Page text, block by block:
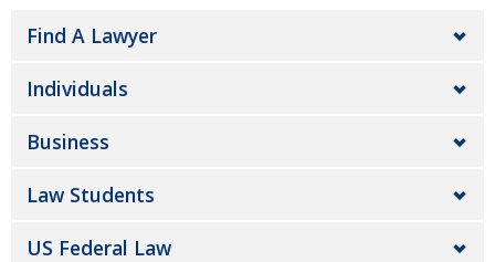
Find A Lawyer
Individuals
Business
Law Students
US Federal Law